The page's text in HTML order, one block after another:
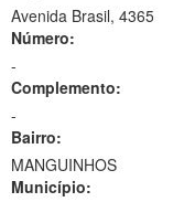
Avenida Brasil, 4365
Número:
-
Complemento:
-
Bairro:
MANGUINHOS
Município: